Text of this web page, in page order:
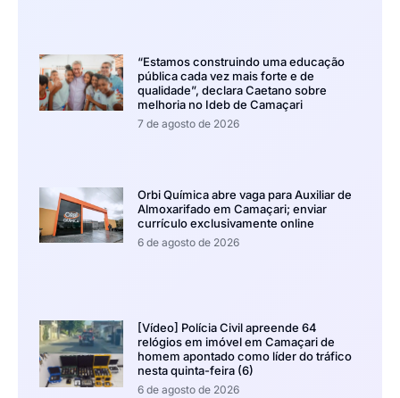
“Estamos construindo uma educação
pública cada vez mais forte e de
qualidade”, declara Caetano sobre
melhoria no Ideb de Camaçari
7 de agosto de 2026
Orbi Química abre vaga para Auxiliar de
Almoxarifado em Camaçari; enviar
currículo exclusivamente online
6 de agosto de 2026
[Vídeo] Polícia Civil apreende 64
relógios em imóvel em Camaçari de
homem apontado como líder do tráfico
nesta quinta-feira (6)
6 de agosto de 2026